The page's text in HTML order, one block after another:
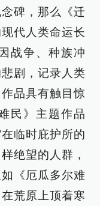
碑，那么《迁
代人类命运长
战争、种族冲
剧，记录人类
品具有触目惊
民》主题作品
临时庇护所的
绝望的人群，
《厄瓜多尔难
荒原上顶着寒